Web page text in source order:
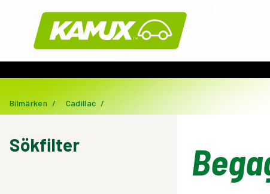
Kamux
Bilmärken / Cadillac /
Sökfilter